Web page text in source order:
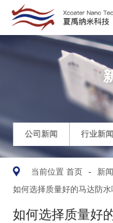
公司新闻 行业新闻
当前位置 首页 - 新
如何选择质量好的马达防水
如何选择质量好